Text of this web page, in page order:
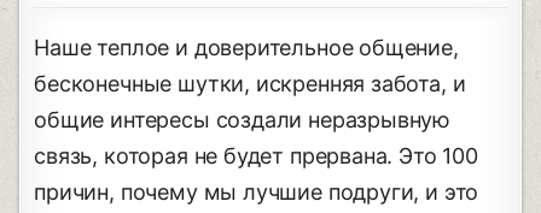
Наше теплое и доверительное общение,
бесконечные шутки, искренняя забота, и
общие интересы создали неразрывную
связь, которая не будет прервана. Это 100
причин, почему мы лучшие подруги, и это